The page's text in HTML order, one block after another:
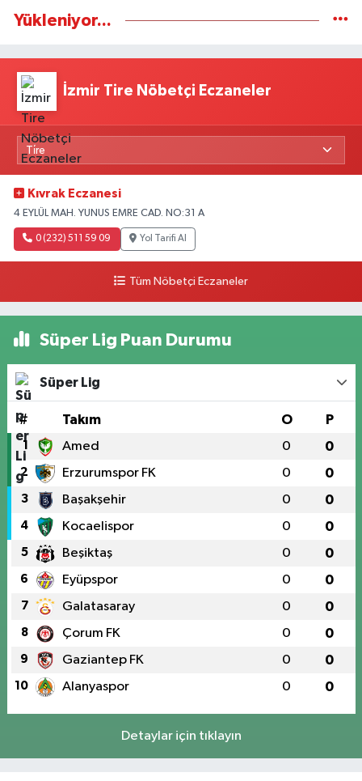
Yükleniyor...
İzmir Tire Nöbetçi Eczaneler
Kıvrak Eczanesi
4 EYLÜL MAH. YUNUS EMRE CAD. NO:31 A
0 (232) 511 59 09 Yol Tarifi Al
Tüm Nöbetçi Eczaneler
Süper Lig Puan Durumu
Süper Lig
# Takım O P
1 Amed 0 0
2 Erzurumspor FK 0 0
3 Başakşehir 0 0
4 Kocaelispor 0 0
5 Beşiktaş 0 0
6 Eyüpspor 0 0
7 Galatasaray 0 0
8 Çorum FK 0 0
9 Gaziantep FK 0 0
10 Alanyaspor 0 0
Detaylar için tıklayın